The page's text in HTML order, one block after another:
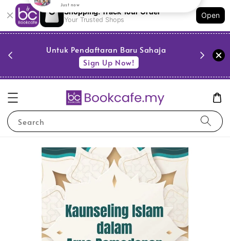
Shopping: Track Your Order
Your Trusted Shops
Open
Untuk Pendaftaran Baru Sahaja
Sign Up Now!
Search